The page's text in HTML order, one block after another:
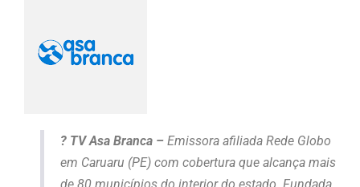
? TV Asa Branca – Emissora afiliada Rede Globo
em Caruaru (PE) com cobertura que alcança mais